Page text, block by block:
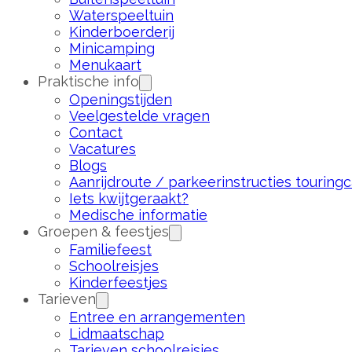
Waterspeeltuin
Kinderboerderij
Minicamping
Menukaart
Praktische info
Openingstijden
Veelgestelde vragen
Contact
Vacatures
Blogs
Aanrijdroute / parkeerinstructies
Iets kwijtgeraakt?
Medische informatie
Groepen & feestjes
Familiefeest
Schoolreisjes
Kinderfeestjes
Tarieven
Entree en arrangementen
Lidmaatschap